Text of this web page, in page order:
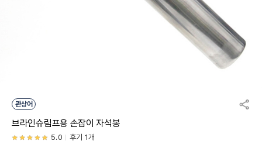
관상어
브라인슈림프용 손잡이 자석봉
5.0 후기 1개